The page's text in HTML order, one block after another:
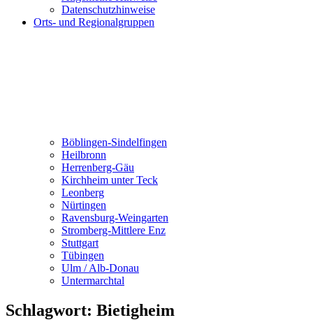
Datenschutzhinweise
Orts- und Regionalgruppen
Böblingen-Sindelfingen
Heilbronn
Herrenberg-Gäu
Kirchheim unter Teck
Leonberg
Nürtingen
Ravensburg-Weingarten
Stromberg-Mittlere Enz
Stuttgart
Tübingen
Ulm / Alb-Donau
Untermarchtal
Schlagwort: Bietigheim